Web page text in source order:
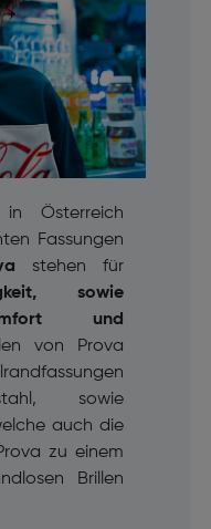
Österreich
Fassungen
stehen für
sowie
und
von Prova
sowie
auch die
zu einem
Brillen